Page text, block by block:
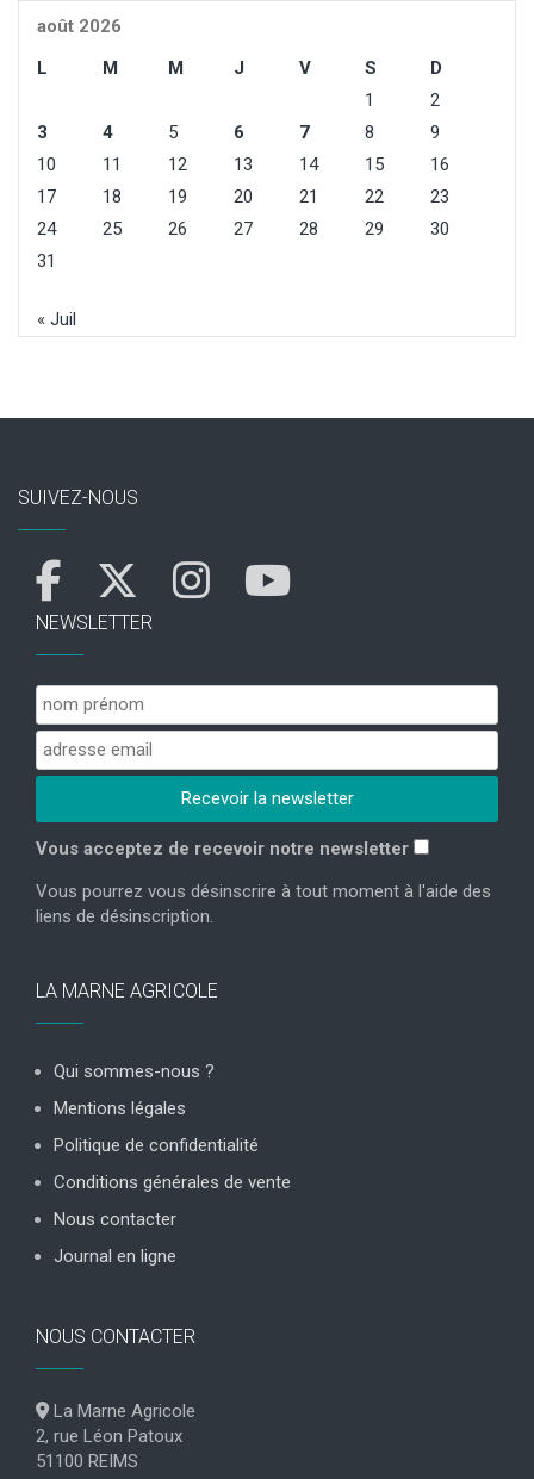
août 2026
L
M M J V S
D
1
2
3
4 5 6 7 8
9
10
11 12 13 14 15
16
17
18 19 20 21 22
23
24
25 26 27 28 29
30
31
« Juil
SUIVEZ-NOUS
NEWSLETTER
Vous acceptez de recevoir notre newsletter
Vous pourrez vous désinscrire à tout moment à l'aide des
liens de désinscription.
LA MARNE AGRICOLE
Qui sommes-nous ?
Mentions légales
Politique de confidentialité
Conditions générales de vente
Nous contacter
Journal en ligne
NOUS CONTACTER
La Marne Agricole
2, rue Léon Patoux
51100 REIMS